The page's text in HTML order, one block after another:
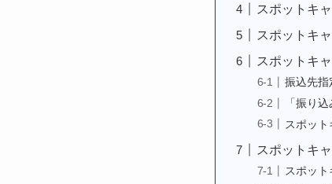
スポットキ
スポットキ
スポットキ
振込先指
「振り
スポッ
スポットキ
スポッ